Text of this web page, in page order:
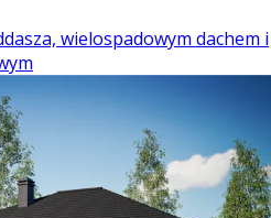
wielospadowym dachem i